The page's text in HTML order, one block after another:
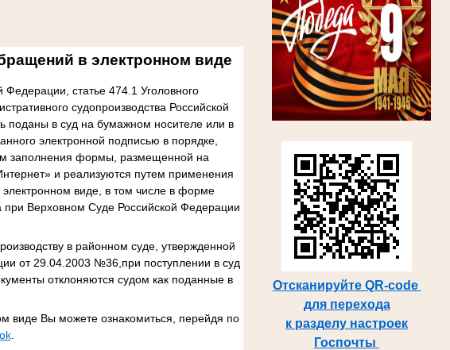
Отсканируйте QR-code
для перехода
к разделу настроек
Госпочты
в электронном виде
Федерации, статье 474.1 Уголовного
судопроизводства Российской
поданы в суд на бумажном носителе или в
электронной подписью в порядке,
заполнения формы, размещенной на
и реализуются путем применения
виде, в том числе в форме
при Верховном Суде Российской Федерации
в районном суде, утвержденной
от 29.04.2003 №36,при поступлении в суд
отклоняются судом как поданные в
виде Вы можете ознакомиться, перейдя по
.